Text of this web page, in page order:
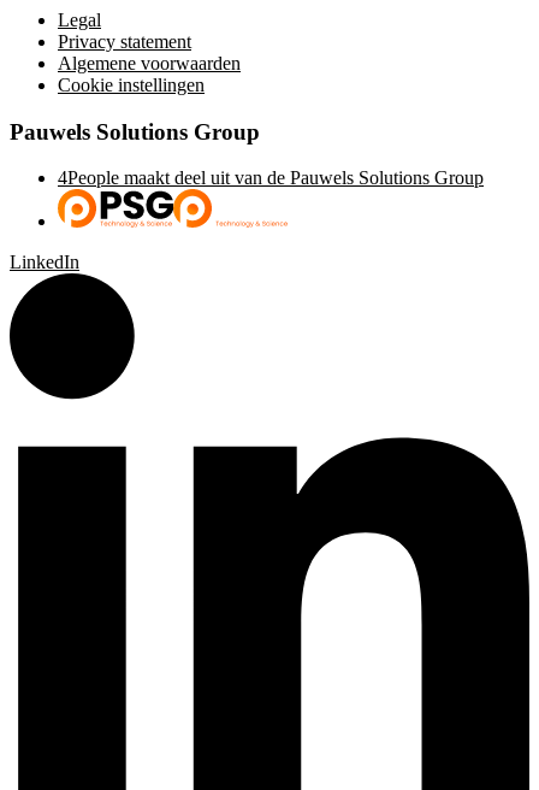
Legal
Privacy statement
Algemene voorwaarden
Cookie instellingen
Pauwels Solutions Group
4People maakt deel uit van de Pauwels Solutions Group
LinkedIn